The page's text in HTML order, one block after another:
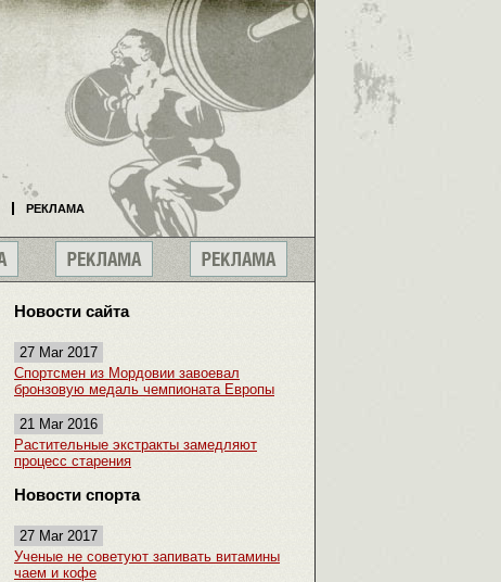
Новости сайта
27 Mar 2017
Спортсмен из Мордовии завоевал
бронзовую медаль чемпионата Европы
21 Mar 2016
Растительные экстракты замедляют
процесс старения
Новости спорта
27 Mar 2017
Ученые не советуют запивать витамины
чаем и кофе
РЕКЛАМА